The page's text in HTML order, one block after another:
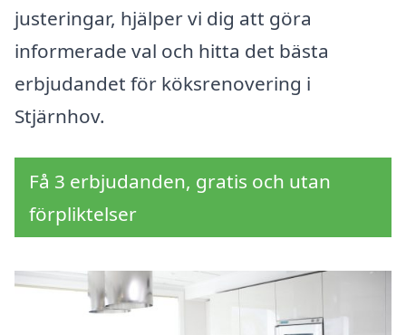
justeringar, hjälper vi dig att göra
informerade val och hitta det bästa
erbjudandet för köksrenovering i
Stjärnhov.
Få 3 erbjudanden, gratis och utan
förpliktelser